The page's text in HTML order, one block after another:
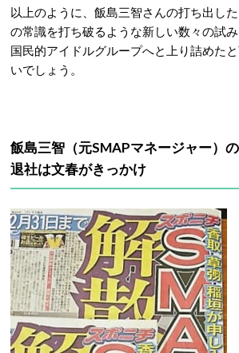
以上のように、飯島三智さんの打ち出し
の常識を打ち破るような新しい数々の試
国民的アイドルグループへと上り詰めた
いでしょう。
飯島三智（元SMAPマネージャー）
退社は文春がきっかけ